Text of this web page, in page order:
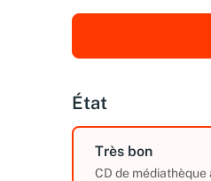
État
Très bon
CD de